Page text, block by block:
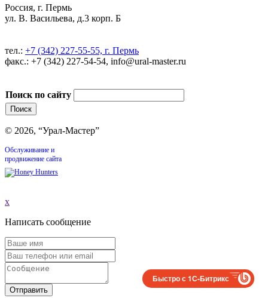
Россия, г. Пермь
ул. В. Васильева, д.3 корп. Б
тел.: +7 (342) 227-55-55, г. Пермь
факс.: +7 (342) 227-54-54, info@ural-master.ru
Поиск по сайту
© 2026, “Урал-Мастер”
Обслуживание и
продвижение сайта
x
Написать сообщение
Отправить
Быстро с 1С-Битрикс